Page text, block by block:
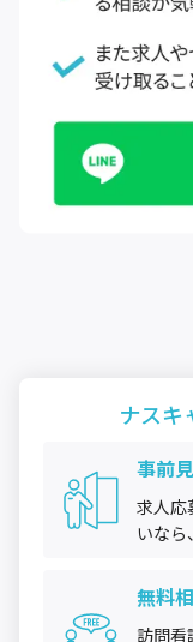
ナスキ
事前
求人応
いなら
無料
訪問看